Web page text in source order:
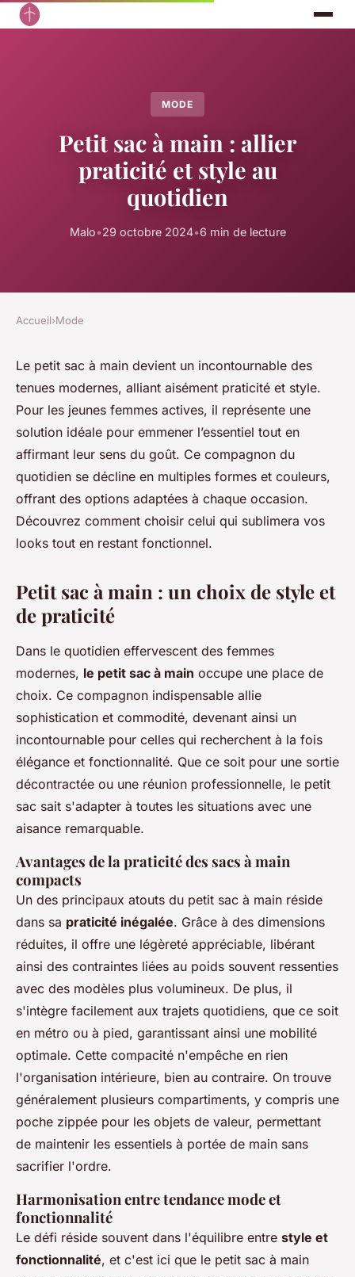
MODE
Petit sac à main : allier
praticité et style au
quotidien
Malo•29 octobre 2024•6 min de lecture
Accueil›Mode
Le petit sac à main devient un incontournable des
tenues modernes, alliant aisément praticité et style.
Pour les jeunes femmes actives, il représente une
solution idéale pour emmener l’essentiel tout en
affirmant leur sens du goût. Ce compagnon du
quotidien se décline en multiples formes et couleurs,
offrant des options adaptées à chaque occasion.
Découvrez comment choisir celui qui sublimera vos
looks tout en restant fonctionnel.
Petit sac à main : un choix de style et
de praticité
Dans le quotidien effervescent des femmes
modernes, le petit sac à main occupe une place de
choix. Ce compagnon indispensable allie
sophistication et commodité, devenant ainsi un
incontournable pour celles qui recherchent à la fois
élégance et fonctionnalité. Que ce soit pour une sortie
décontractée ou une réunion professionnelle, le petit
sac sait s'adapter à toutes les situations avec une
aisance remarquable.
Avantages de la praticité des sacs à main
compacts
Un des principaux atouts du petit sac à main réside
dans sa praticité inégalée. Grâce à des dimensions
réduites, il offre une légèreté appréciable, libérant
ainsi des contraintes liées au poids souvent ressenties
avec des modèles plus volumineux. De plus, il
s'intègre facilement aux trajets quotidiens, que ce soit
en métro ou à pied, garantissant ainsi une mobilité
optimale. Cette compacité n'empêche en rien
l'organisation intérieure, bien au contraire. On trouve
généralement plusieurs compartiments, y compris une
poche zippée pour les objets de valeur, permettant
de maintenir les essentiels à portée de main sans
sacrifier l'ordre.
Harmonisation entre tendance mode et
fonctionnalité
Le défi réside souvent dans l'équilibre entre style et
fonctionnalité, et c'est ici que le petit sac à main